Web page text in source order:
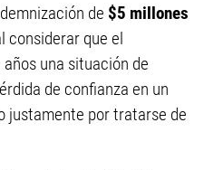
de $5 millones
considerar que el
una situación de
de confianza en un
justamente por tratarse de